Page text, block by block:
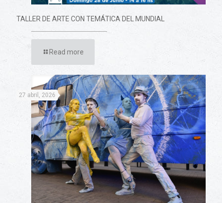
TALLER DE ARTE CON TEMÁTICA DEL MUNDIAL
Read more
27 abril, 2026